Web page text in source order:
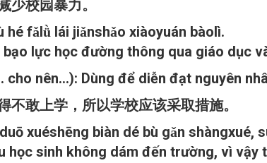
少校园暴力。
fǎlǜ lái jiǎnshǎo xiàoyuán bàolì.
lực học đường thông qua giáo dục
cho nên...): Dùng để diễn đạt nguyên
不敢上学，所以学校应该采取措施。
xuéshēng biàn dé bù gǎn shàngxué,
học sinh không dám đến trường, vì vậy